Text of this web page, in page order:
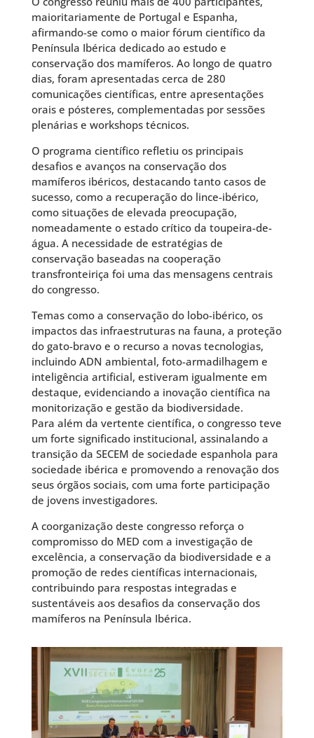
maioritariamente de Portugal e Espanha,
afirmando-se como o maior fórum científico da
Península Ibérica dedicado ao estudo e
conservação dos mamíferos. Ao longo de quatro
dias, foram apresentadas cerca de 280
comunicações científicas, entre apresentações
orais e pósteres, complementadas por sessões
plenárias e workshops técnicos.
O programa científico refletiu os principais
desafios e avanços na conservação dos
mamíferos ibéricos, destacando tanto casos de
sucesso, como a recuperação do lince-ibérico,
como situações de elevada preocupação,
nomeadamente o estado crítico da toupeira-de-
água. A necessidade de estratégias de
conservação baseadas na cooperação
transfronteiriça foi uma das mensagens centrais
do congresso.
Temas como a conservação do lobo-ibérico, os
impactos das infraestruturas na fauna, a proteção
do gato-bravo e o recurso a novas tecnologias,
incluindo ADN ambiental, foto-armadilhagem e
inteligência artificial, estiveram igualmente em
destaque, evidenciando a inovação científica na
monitorização e gestão da biodiversidade.
Para além da vertente científica, o congresso teve
um forte significado institucional, assinalando a
transição da SECEM de sociedade espanhola para
sociedade ibérica e promovendo a renovação dos
seus órgãos sociais, com uma forte participação
de jovens investigadores.
A coorganização deste congresso reforça o
compromisso do MED com a investigação de
excelência, a conservação da biodiversidade e a
promoção de redes científicas internacionais,
contribuindo para respostas integradas e
sustentáveis aos desafios da conservação dos
mamíferos na Península Ibérica.